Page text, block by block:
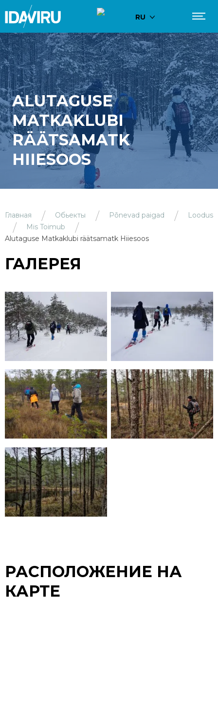
RU
ALUTAGUSE
MATKAKLUBI
RÄÄTSAMATK
HIIESOOS
Главная Обьекты Põnevad paigad
Loodus
Mis Toimub
Alutaguse Matkaklubi räätsamatk Hiiesoos
ГАЛЕРЕЯ
РАСПОЛОЖЕНИЕ НА
КАРТЕ